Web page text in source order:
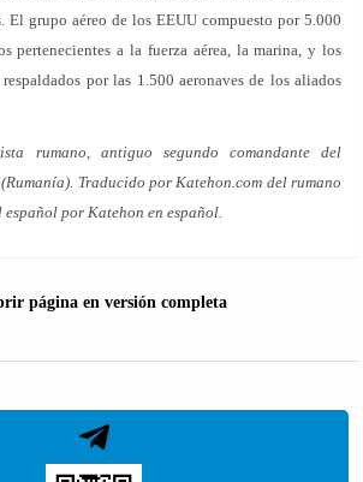
El grupo aéreo de los EEUU compuesto por 5.000
pertenecientes a la fuerza aérea, la marina, y los
por las 1.500 aeronaves de los aliados
rumano, antiguo segundo comandante del
Traducido por Katehon.com del rumano
por Katehon en español.
página en versión completa